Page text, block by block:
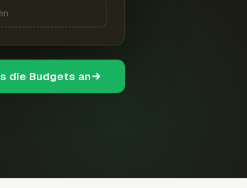
die Budgets an